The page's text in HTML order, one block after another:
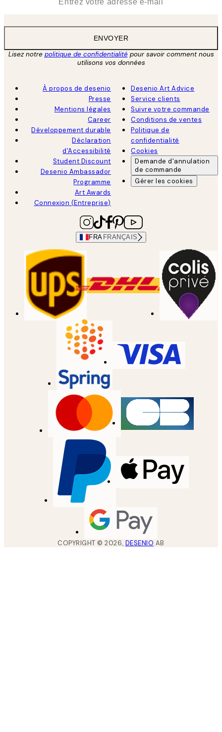
ENVOYER
Lisez notre politique de confidentialitépour savoir comment nous
utilisons vos données
À propos de desenio
Presse
Mentions légales
Career
Développement durable
Déclaration
d'Accessibilité
Student Discount
Desenio Ambassador
Programme
Art Awards
Connexion (Entreprise)
Desenio Art Advice
Service clients
Suivre votre commande
Conditions de ventes
Politique de
confidentialité
Cookies
Demande d'annulation
de commande
Gérer les cookies
FRA FRANÇAIS
COPYRIGHT ©2026, DESENIO AB